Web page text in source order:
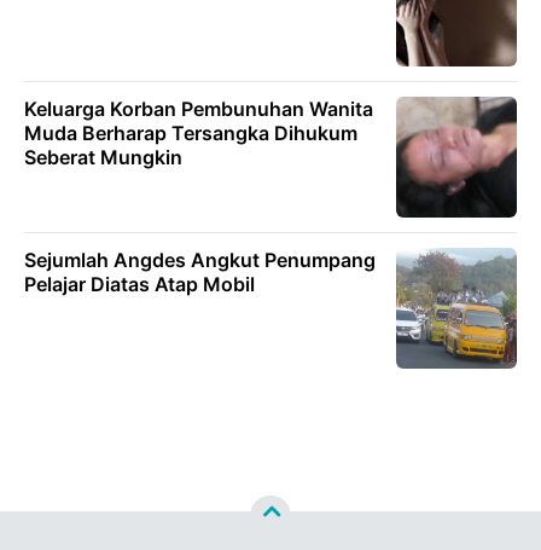
Keluarga Korban Pembunuhan Wanita
Muda Berharap Tersangka Dihukum
Seberat Mungkin
Sejumlah Angdes Angkut Penumpang
Pelajar Diatas Atap Mobil